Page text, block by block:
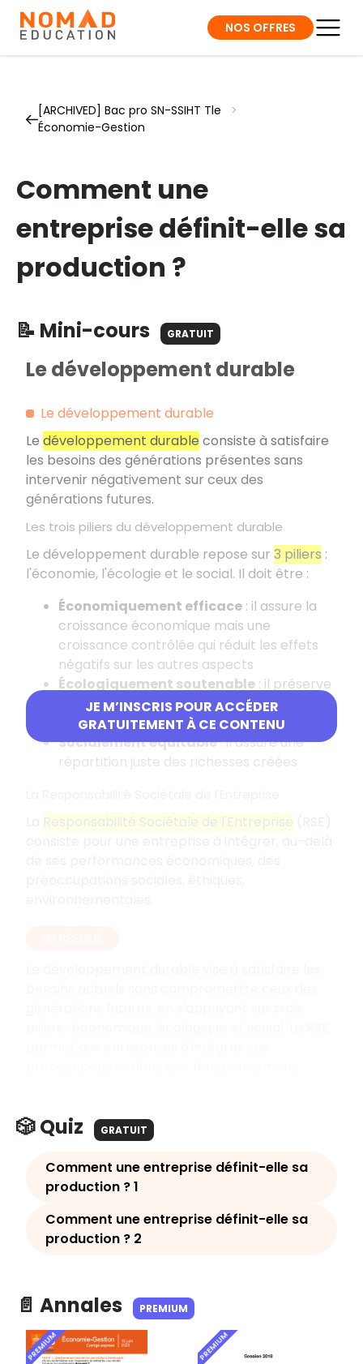
NOS OFFRES
[ARCHIVED] Bac pro SN-SSIHT Tle
>
Économie-Gestion
Comment une
entreprise définit-elle sa
production ?
📝 Mini-cours GRATUIT
JE M’INSCRIS POUR ACCÉDER
GRATUITEMENT À CE CONTENU
Le développement durable
Le développement durable
Le développement durable consiste à satisfaire
les besoins des générations présentes sans
intervenir négativement sur ceux des
générations futures.
Les trois piliers du développement durable
Le développement durable repose sur 3 piliers :
l'économie, l'écologie et le social. Il doit être :
Économiquement efficace : il assure la
croissance économique mais une
croissance contrôlée qui réduit les effets
négatifs sur les autres aspects
Écologiquement soutenable : il préserve
les ressources naturelles et
l'environnement
Socialement équitable: il assure une
répartition juste des richesses créées
Responsabilité Sociétale de l'Entreprise
🎲 Quiz GRATUIT
Comment une entreprise définit-elle sa
production ? 1
Comment une entreprise définit-elle sa
production ? 2
📄 Annales PREMIUM
PREMIUM PREMIUM